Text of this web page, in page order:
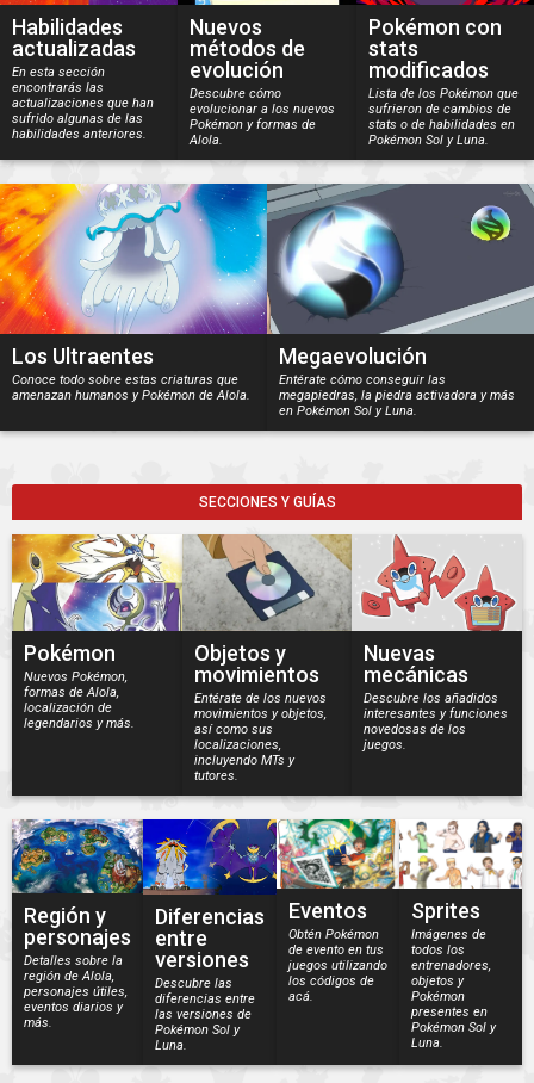
Habilidades
actualizadas
En esta sección
encontrarás las
actualizaciones que han
sufrido algunas de las
habilidades anteriores.
Nuevos
métodos de
evolución
Descubre cómo
evolucionar a los nuevos
Pokémon y formas de
Alola.
Pokémon con
stats
modificados
Lista de los Pokémon que
sufrieron de cambios de
stats o de habilidades en
Pokémon Sol y Luna.
Los Ultraentes
Conoce todo sobre estas criaturas que
amenazan humanos y Pokémon de Alola.
Megaevolución
Entérate cómo conseguir las
megapiedras, la piedra activadora y más
en Pokémon Sol y Luna.
SECCIONES Y GUÍAS
Pokémon
Nuevos Pokémon,
formas de Alola,
localización de
legendarios y más.
Objetos y
movimientos
Entérate de los nuevos
movimientos y objetos,
así como sus
localizaciones,
incluyendo MTs y
tutores.
Nuevas
mecánicas
Descubre los añadidos
interesantes y funciones
novedosas de los
juegos.
Región y
personajes
Detalles sobre la
región de Alola,
personajes útiles,
eventos diarios y
más.
Diferencias
entre
versiones
Descubre las
diferencias entre
las versiones de
Pokémon Sol y
Luna.
Eventos
Obtén Pokémon
de evento en tus
juegos utilizando
los códigos de
acá.
Sprites
Imágenes de
todos los
entrenadores,
objetos y
Pokémon
presentes en
Pokémon Sol y
Luna.